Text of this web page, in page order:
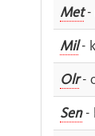
Met-
Mil-
Olr-
Sen-